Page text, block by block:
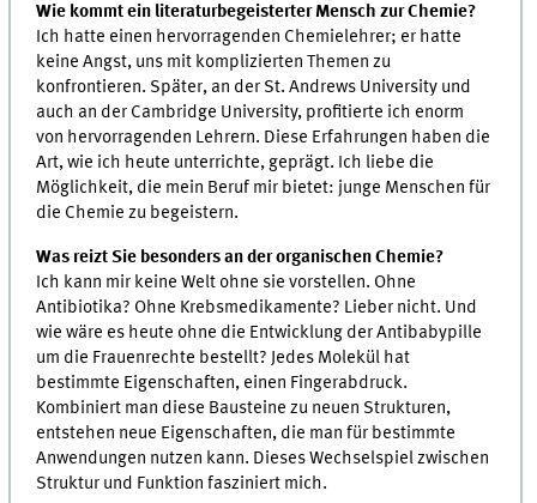
Wie kommt ein literaturbegeisterter Mensch zur Chemie?
Ich hatte einen hervorragenden Chemielehrer; er hatte
keine Angst, uns mit komplizierten Themen zu
konfrontieren. Später, an der St. Andrews University und
auch an der Cambridge University, profitierte ich enorm
von hervorragenden Lehrern. Diese Erfahrungen haben die
Art, wie ich heute unterrichte, geprägt. Ich liebe die
Möglichkeit, die mein Beruf mir bietet: junge Menschen für
die Chemie zu begeistern.
Was reizt Sie besonders an der organischen Chemie?
Ich kann mir keine Welt ohne sie vorstellen. Ohne
Antibiotika? Ohne Krebsmedikamente? Lieber nicht. Und
wie wäre es heute ohne die Entwicklung der Antibabypille
um die Frauenrechte bestellt? Jedes Molekül hat
bestimmte Eigenschaften, einen Fingerabdruck.
Kombiniert man diese Bausteine zu neuen Strukturen,
entstehen neue Eigenschaften, die man für bestimmte
Anwendungen nutzen kann. Dieses Wechselspiel zwischen
Struktur und Funktion fasziniert mich.